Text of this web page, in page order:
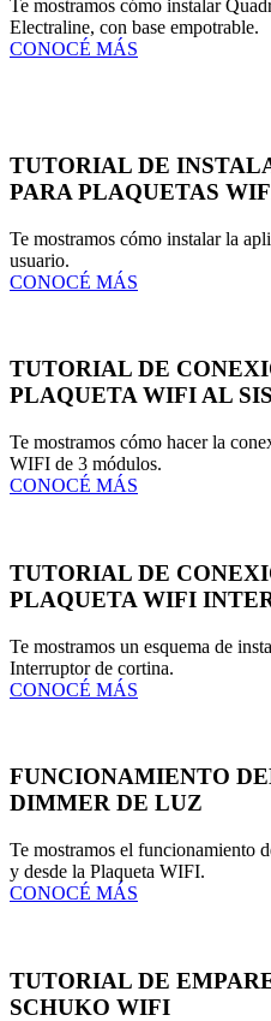
Te mostramos cómo instalar
Electraline, con base empotrable.
CONOCÉ MÁS
TUTORIAL DE
PARA PLAQUETAS
Te mostramos cómo instalar la
usuario.
CONOCÉ MÁS
TUTORIAL DE
PLAQUETA WIFI AL
Te mostramos cómo hacer la
WIFI de 3 módulos.
CONOCÉ MÁS
TUTORIAL DE
PLAQUETA WIFI
Te mostramos un esquema de
Interruptor de cortina.
CONOCÉ MÁS
FUNCIONAMIENTO
DIMMER DE LUZ
Te mostramos el funcionamiento
y desde la Plaqueta WIFI.
CONOCÉ MÁS
TUTORIAL DE
SCHUKO WIFI